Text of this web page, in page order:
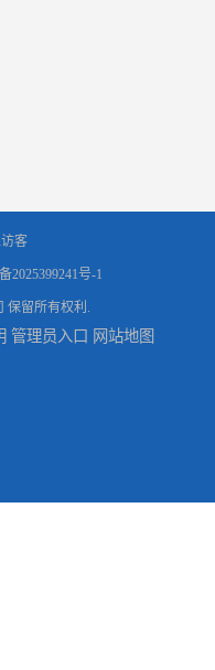
客
2025399241号-1
保留所有权利.
管理员入口 网站地图